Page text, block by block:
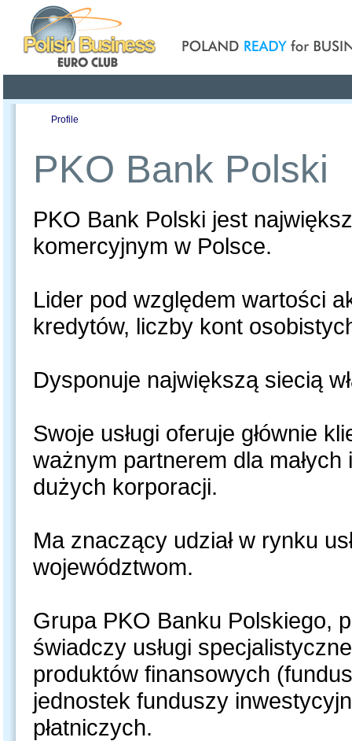
Profile
PKO Bank Polski
PKO Bank Polski jest
komercyjnym w Polsce.
Lider pod względem wartości
kredytów, liczby kont
Dysponuje największą siecią
Swoje usługi oferuje głównie
ważnym partnerem dla
dużych korporacji.
Ma znaczący udział w rynku
województwom.
Grupa PKO Banku Polskiego,
świadczy usługi
produktów finansowych
jednostek funduszy
płatniczych.